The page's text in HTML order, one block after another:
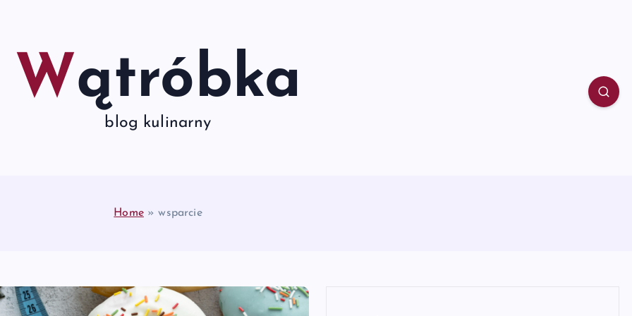
Wątróbka
blog kulinarny
Home»wsparcie